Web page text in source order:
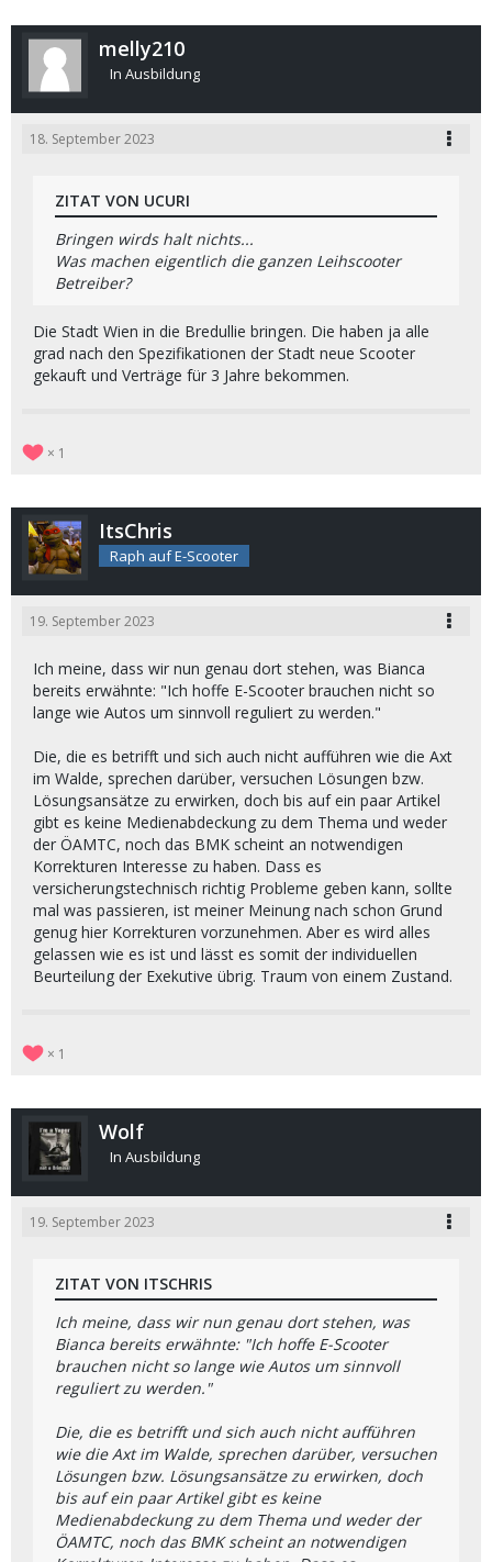
melly210
In Ausbildung
18. September 2023
ZITAT VON UCURI
Bringen wirds halt nichts...
Was machen eigentlich die ganzen Leihscooter
Betreiber?
Die Stadt Wien in die Bredullie bringen. Die haben ja alle
grad nach den Spezifikationen der Stadt neue Scooter
gekauft und Verträge für 3 Jahre bekommen.
1
ItsChris
Raph auf E-Scooter
19. September 2023
Ich meine, dass wir nun genau dort stehen, was Bianca
bereits erwähnte: "Ich hoffe E-Scooter brauchen nicht so
lange wie Autos um sinnvoll reguliert zu werden."
Die, die es betrifft und sich auch nicht aufführen wie die Axt
im Walde, sprechen darüber, versuchen Lösungen bzw.
Lösungsansätze zu erwirken, doch bis auf ein paar Artikel
gibt es keine Medienabdeckung zu dem Thema und weder
der ÖAMTC, noch das BMK scheint an notwendigen
Korrekturen Interesse zu haben. Dass es
versicherungstechnisch richtig Probleme geben kann, sollte
mal was passieren, ist meiner Meinung nach schon Grund
genug hier Korrekturen vorzunehmen. Aber es wird alles
gelassen wie es ist und lässt es somit der individuellen
Beurteilung der Exekutive übrig. Traum von einem Zustand.
1
Wolf
In Ausbildung
19. September 2023
ZITAT VON ITSCHRIS
Ich meine, dass wir nun genau dort stehen, was
Bianca bereits erwähnte: "Ich hoffe E-Scooter
brauchen nicht so lange wie Autos um sinnvoll
reguliert zu werden."
Die, die es betrifft und sich auch nicht aufführen
wie die Axt im Walde, sprechen darüber, versuchen
Lösungen bzw. Lösungsansätze zu erwirken, doch
bis auf ein paar Artikel gibt es keine
Medienabdeckung zu dem Thema und weder der
ÖAMTC, noch das BMK scheint an notwendigen